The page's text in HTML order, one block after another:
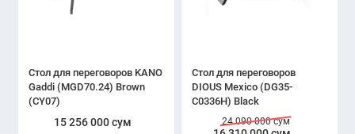
Стол для переговоров KANO
Gaddi (MGD70.24) Brown
(CY07)
15 256 000 сум
Стол для переговоров
DIOUS Mexico (DG35-
C0336H) Black
24 090 000 сум